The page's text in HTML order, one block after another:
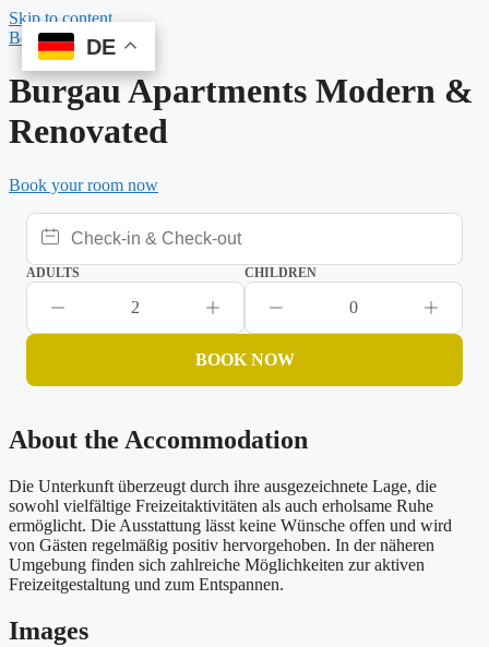
Skip to content
Book Online
Burgau Apartments Modern &
Renovated
Book your room now
ADULTS
2
CHILDREN
0
BOOK NOW
About the Accommodation
Die Unterkunft überzeugt durch ihre ausgezeichnete Lage, die
sowohl vielfältige Freizeitaktivitäten als auch erholsame Ruhe
ermöglicht. Die Ausstattung lässt keine Wünsche offen und wird
von Gästen regelmäßig positiv hervorgehoben. In der näheren
Umgebung finden sich zahlreiche Möglichkeiten zur aktiven
Freizeitgestaltung und zum Entspannen.
Images
DE
DE